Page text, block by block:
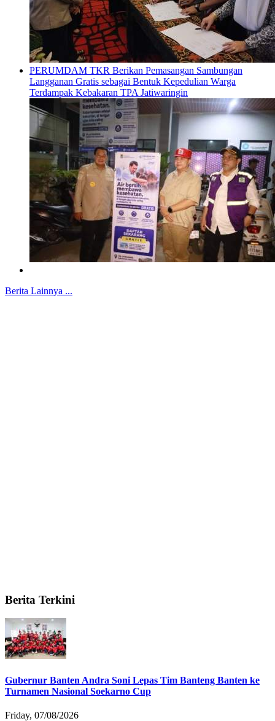
PERUMDAM TKR Berikan Pemasangan Sambungan
Langganan Gratis sebagai Bentuk Kepedulian Warga
Terdampak Kebakaran TPA Jatiwaringin
Berita Lainnya ...
Berita Terkini
Gubernur Banten Andra Soni Lepas Tim Banteng Banten ke
Turnamen Nasional Soekarno Cup
Friday, 07/08/2026